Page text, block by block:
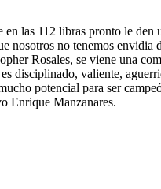
las 112 libras pronto le den
nosotros no tenemos
Rosales, se viene una
disciplinado, valiente,
potencial para ser
Enrique Manzanares.